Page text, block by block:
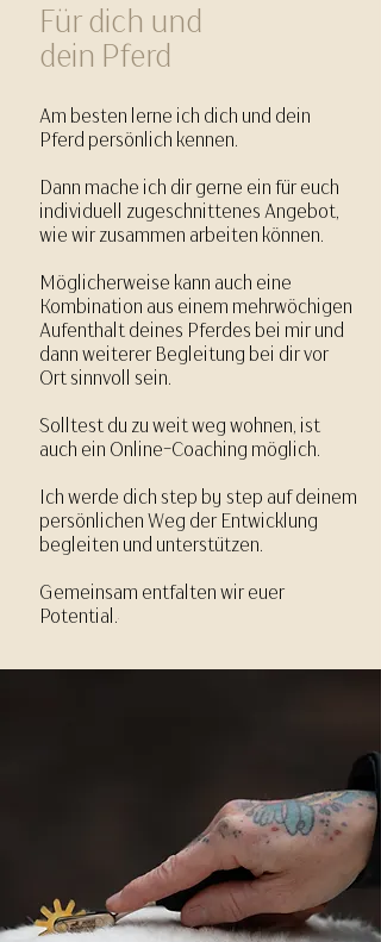
Für dich und
dein Pferd
Am besten lerne ich dich und dein
Pferd persönlich kennen.
Dann mache ich dir gerne ein für euch
individuell zugeschnittenes Angebot,
wie wir zusammen arbeiten können.​
Möglicherweise kann auch eine
Kombination aus einem mehrwöchigen
Aufenthalt deines Pferdes bei mir und
dann weiterer Begleitung bei dir vor
Ort sinnvoll sein.
Solltest du zu weit weg wohnen, ist
auch ein Online-Coaching möglich.
Ich werde dich step by step auf deinem
persönlichen Weg der Entwicklung
begleiten und unterstützen.
Gemeinsam entfalten wir euer
Potential..